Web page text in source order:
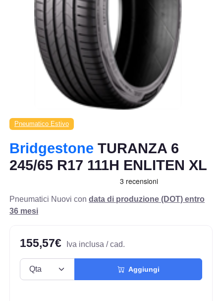
Pneumatico Estivo
Bridgestone TURANZA 6
245/65 R17 111H ENLITEN XL
Pneumatici Nuovi condata di produzione (DOT) entro
36 mesi
155,57€ Iva inclusa / cad.
Aggiungi